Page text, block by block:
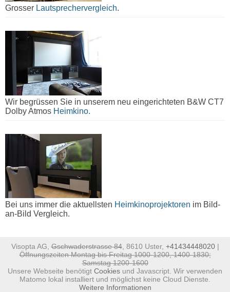
Grosser Lautsprechervergleich.
Wir begrüssen Sie in unserem neu eingerichteten B&W CT7
Dolby Atmos Heimkino.
Bei uns immer die aktuellsten Heimkinoprojektoren im Bild-
an-Bild Vergleich.
Visopta AG,Gschwaderstrasse 84, 8610 Uster, +41434448020|
Öffnungszeiten Montag bis Freitag 1000-1200, 1400-1830;
Samstag 1200-1600
Unsere Webseite benötigt Cookies und Javascript. Wir verwenden
Matomo lokal installiert und möglichst keine Cloud Dienste.
Weitere Informationen